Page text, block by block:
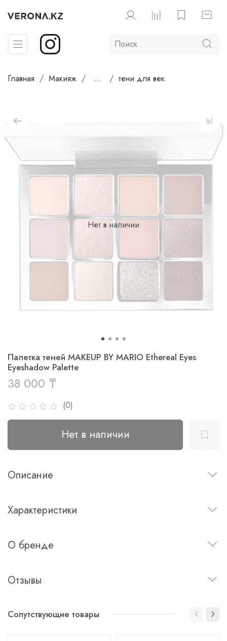
Главная Макияж ... тени для век
Нет в наличии
(0)
Палетка теней MAKEUP BY MARIO Ethereal Eyes
Eyeshadow Palette
38 000 ₸
Нет в наличии
Описание
Характеристики
О бренде
Отзывы
Сопутствующие товары